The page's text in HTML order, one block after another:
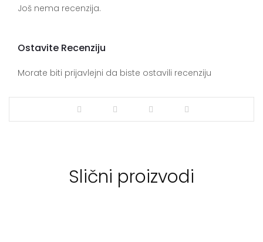
Još nema recenzija.
Ostavite Recenziju
Morate biti prijavlejni da biste ostavili recenziju
Slični proizvodi